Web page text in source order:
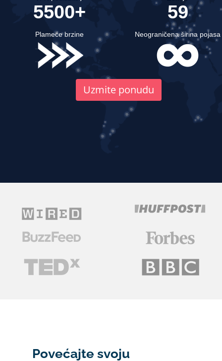
5500+ 59
Plameće brzine Neograničena širina pojasa
Uzmite ponudu
Povećajte svoju